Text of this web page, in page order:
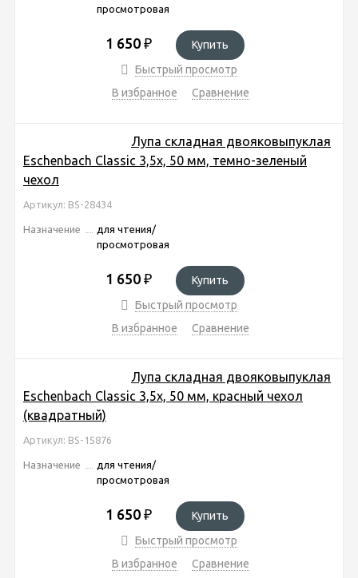
просмотровая
1 650 ₽
Купить
Быстрый просмотр
В избранное
Сравнение
Лупа складная двояковыпуклая
Eschenbach Classic 3,5x, 50 мм, темно-зеленый
чехол
Артикул: BS-28434
Назначение
для чтения/
просмотровая
1 650 ₽
Купить
Быстрый просмотр
В избранное
Сравнение
Лупа складная двояковыпуклая
Eschenbach Classic 3,5x, 50 мм, красный чехол
(квадратный)
Артикул: BS-15876
Назначение
для чтения/
просмотровая
1 650 ₽
Купить
Быстрый просмотр
В избранное
Сравнение